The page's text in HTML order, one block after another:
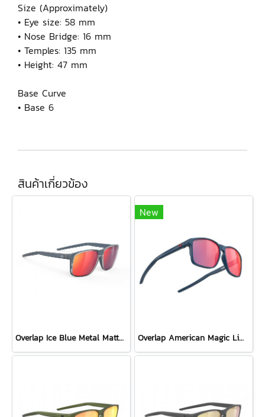
Size (Approximately)
• Eye size: 58 mm
• Nose Bridge: 16 mm
• Temples: 135 mm
• Height: 47 mm
Base Curve
• Base 6
สินค้าเกี่ยวข้อง
Overlap Ice Blue Metal Matte - Multilaser Red
New
Overlap American Magic Limited Edition / Multilaser Red